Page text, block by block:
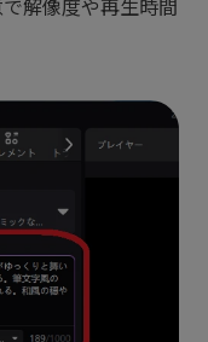
解像度や再生時間